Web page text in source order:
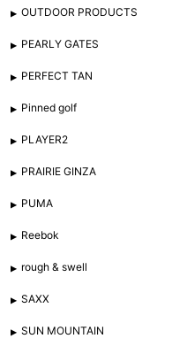
OUTDOOR PRODUCTS
PEARLY GATES
PERFECT TAN
Pinned golf
PLAYER2
PRAIRIE GINZA
PUMA
Reebok
rough & swell
SAXX
SUN MOUNTAIN